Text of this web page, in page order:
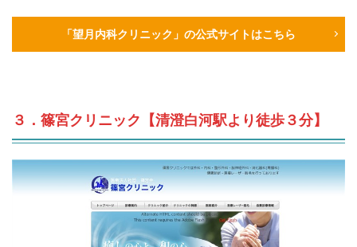
「望月内科クリニック」の公式サイトはこちら
３．篠宮クリニック【清澄白河駅より徒歩３分】